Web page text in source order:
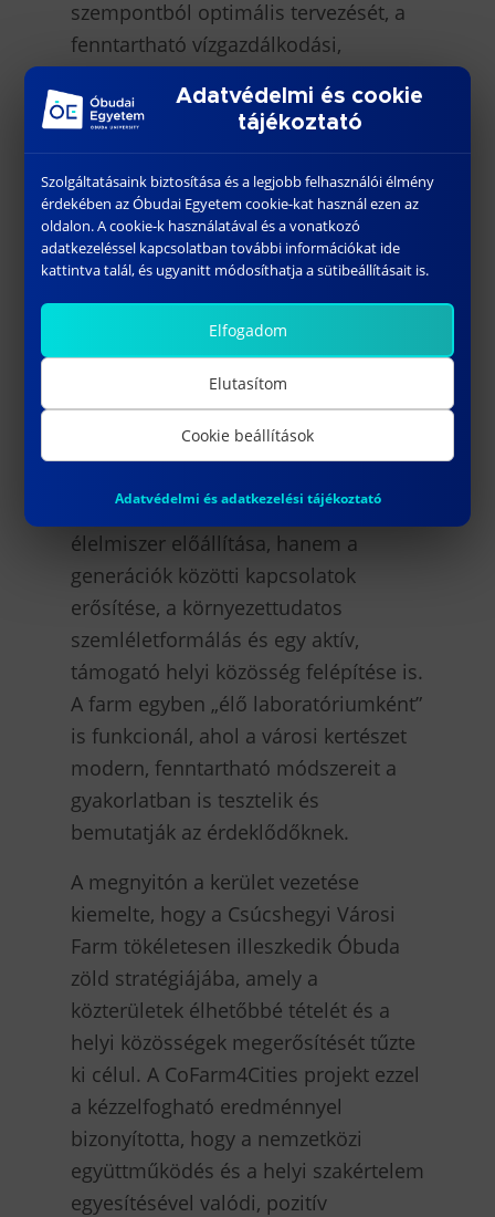
szempontból optimális tervezését, a
fenntartható vízgazdálkodási,
rendszerek kialakítását. Az egyetem
képviselői az ünnepélyes megnyitón
is büszkén vettek részt, hangsúlyozva
az elméleti tudás és a gyakorlati
megvalósítás sikeres
összekapcsolódását.
Az átadón a látogatók megtudhatták,
hogy a városi farm több mint 40
magaságyással, közösségi
komposztálóval, közösségi épülettel
várja a kertészkedni vágyó helyi
vegyszermentes, egészséges
élelmiszer előállítása, hanem a
generációk közötti kapcsolatok
erősítése, a környezettudatos
szemléletformálás és egy aktív,
támogató helyi közösség felépítése is.
A farm egyben „élő laboratóriumként”
is funkcionál, ahol a városi kertészet
modern, fenntartható módszereit a
gyakorlatban is tesztelik és
bemutatják az érdeklődőknek.
A megnyitón a kerület vezetése
kiemelte, hogy a Csúcshegyi Városi
Farm tökéletesen illeszkedik Óbuda
zöld stratégiájába, amely a
közterületek élhetőbbé tételét és a
helyi közösségek megerősítését tűzte
ki célul. A CoFarm4Cities projekt ezzel
a kézzelfogható eredménnyel
bizonyította, hogy a nemzetközi
együttműködés és a helyi szakértelem
egyesítésével valódi, pozitív
Adatvédelmi és cookie
tájékoztató
Szolgáltatásaink biztosítása és a legjobb felhasználói élmény
érdekében az Óbudai Egyetem cookie-kat használ ezen az
oldalon. A cookie-k használatával és a vonatkozó
adatkezeléssel kapcsolatban további információkat ide
kattintva talál, és ugyanitt módosíthatja a sütibeállításait is.
Elfogadom
Elutasítom
Cookie beállítások
Adatvédelmi és adatkezelési tájékoztató